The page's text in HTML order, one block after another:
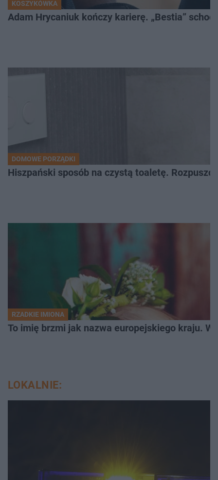
KOSZYKÓWKA
Adam Hrycaniuk kończy karierę. „Bestia”
DOMOWE PORZĄDKI
Hiszpański sposób na czystą toaletę.
RZADKIE IMIONA
To imię brzmi jak nazwa europejskiego kraju.
LOKALNIE: